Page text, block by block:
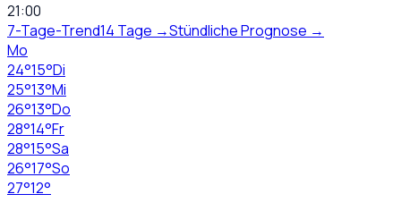
21:00
7-Tage-Trend14 Tage →Stündliche Prognose →
Mo
24°15°Di
25°13°Mi
26°13°Do
28°14°Fr
28°15°Sa
26°17°So
27°12°